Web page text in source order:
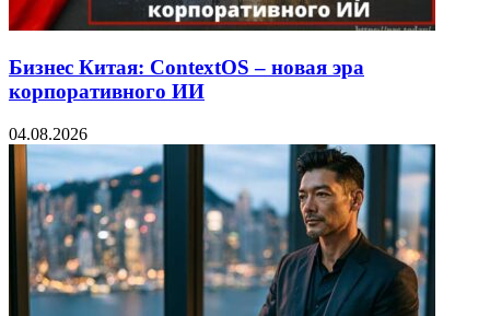
Бизнес Китая: ContextOS – новая эра
корпоративного ИИ
04.08.2026